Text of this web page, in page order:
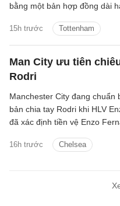
15h trước Tottenham
bằng một bản hợp đồng dài
Man City ưu tiên
Rodri
16h trước Chelsea
Manchester City đang chuẩn
bản chia tay Rodri khi HLV
đã xác định tiền vệ Enzo
ngôi sao người Tây Ban Nha.